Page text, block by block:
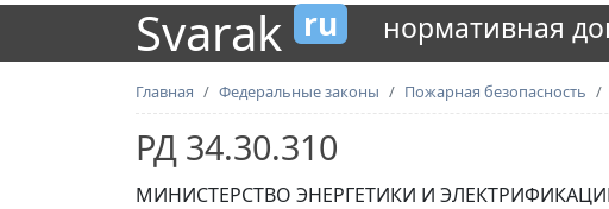
Svarak ru нормативная
Главная Федеральные законы Пожарная безопасность
РД 34.30.310
МИНИСТЕРСТВО ЭНЕРГЕТИКИ И